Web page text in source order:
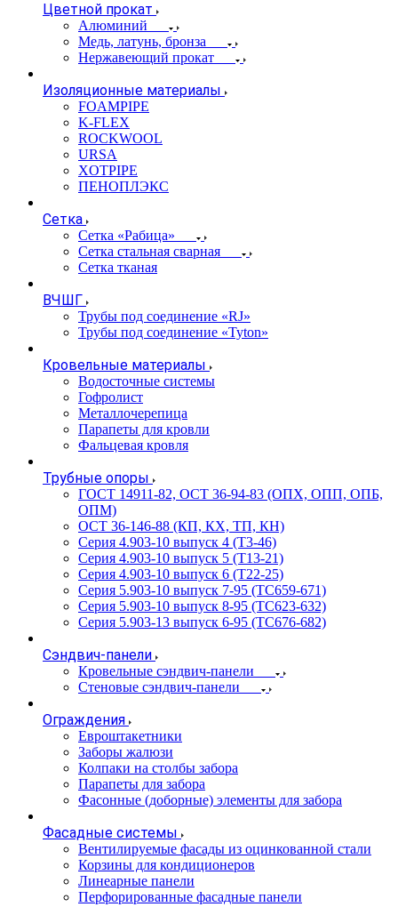
Цветной прокат
Алюминий
Медь, латунь, бронза
Нержавеющий прокат
Изоляционные материалы
FOAMPIPE
K-FLEX
ROCKWOOL
URSA
XOTPIPE
ПЕНОПЛЭКС
Сетка
Сетка «Рабица»
Сетка стальная сварная
Сетка тканая
ВЧШГ
Трубы под соединение «RJ»
Трубы под соединение «Tyton»
Кровельные материалы
Водосточные системы
Гофролист
Металлочерепица
Парапеты для кровли
Фальцевая кровля
Трубные опоры
ГОСТ 14911-82, ОСТ 36-94-83 (ОПХ, ОПП, ОПБ,
ОПМ)
ОСТ 36-146-88 (КП, КХ, ТП, КН)
Серия 4.903-10 выпуск 4 (Т3-46)
Серия 4.903-10 выпуск 5 (Т13-21)
Серия 4.903-10 выпуск 6 (Т22-25)
Серия 5.903-10 выпуск 7-95 (ТС659-671)
Серия 5.903-10 выпуск 8-95 (ТС623-632)
Серия 5.903-13 выпуск 6-95 (ТС676-682)
Сэндвич-панели
Кровельные сэндвич-панели
Стеновые сэндвич-панели
Ограждения
Евроштакетники
Заборы жалюзи
Колпаки на столбы забора
Парапеты для забора
Фасонные (доборные) элементы для забора
Фасадные системы
Вентилируемые фасады из оцинкованной стали
Корзины для кондиционеров
Линеарные панели
Перфорированные фасадные панели